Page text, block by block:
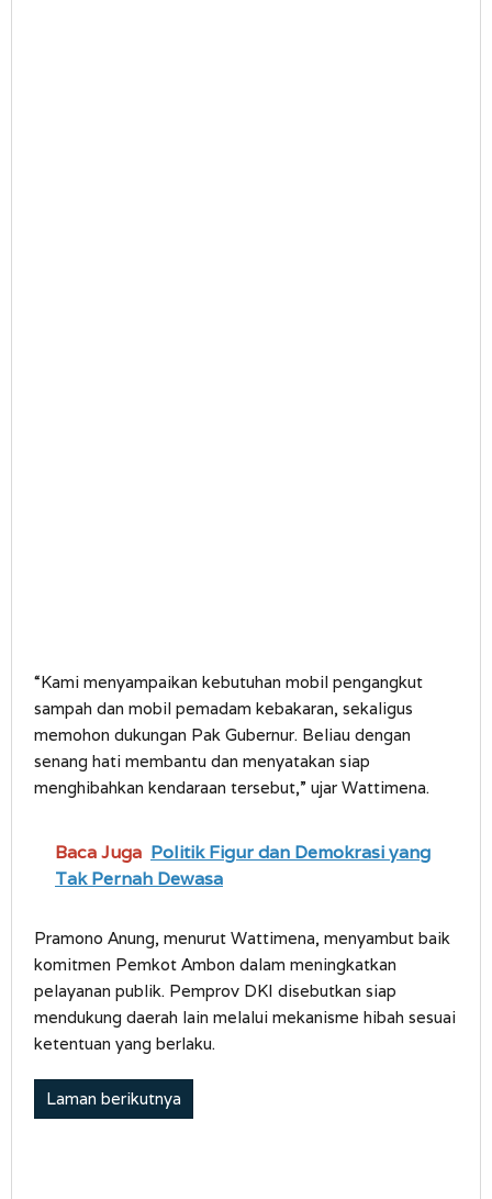
“Kami menyampaikan kebutuhan mobil pengangkut
sampah dan mobil pemadam kebakaran, sekaligus
memohon dukungan Pak Gubernur. Beliau dengan
senang hati membantu dan menyatakan siap
menghibahkan kendaraan tersebut,” ujar Wattimena.
Baca Juga Politik Figur dan Demokrasi yang
Tak Pernah Dewasa
Pramono Anung, menurut Wattimena, menyambut baik
komitmen Pemkot Ambon dalam meningkatkan
pelayanan publik. Pemprov DKI disebutkan siap
mendukung daerah lain melalui mekanisme hibah sesuai
ketentuan yang berlaku.
Laman berikutnya